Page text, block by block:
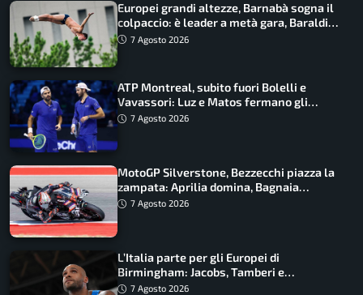
Europei grandi altezze, Barnabà sogna il
colpaccio: è leader a metà gara, Baraldi
ancora in corsa
7 Agosto 2026
ATP Montreal, subito fuori Bolelli e
Vavassori: Luz e Matos fermano gli
azzurri
7 Agosto 2026
MotoGP Silverstone, Bezzecchi piazza la
zampata: Aprilia domina, Bagnaia
costretto al Q1
7 Agosto 2026
L’Italia parte per gli Europei di
Birmingham: Jacobs, Tamberi e
Battocletti guidano una spedizione
7 Agosto 2026